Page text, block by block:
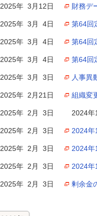
2025年 3月12日 財務デ
2025年 3月 4日 第64回
2025年 3月 4日 第64回
2025年 3月 4日 第64回
2025年 3月 3日 人事異
2025年 2月21日 組織変
2025年 2月 3日 2024年
2025年 2月 3日 2024年
2025年 2月 3日 2024年
2025年 2月 3日 2024年
2025年 2月 3日 剰余金